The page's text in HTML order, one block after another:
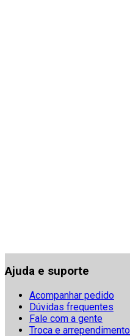
Ajuda e suporte
Acompanhar pedido
Dúvidas frequentes
Fale com a gente
Troca e arrependimento